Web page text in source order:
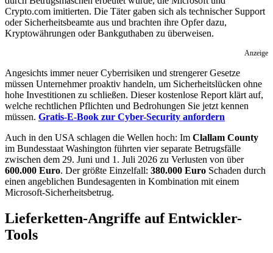
Crypto.com imitierten. Die Täter gaben sich als technischer Support
oder Sicherheitsbeamte aus und brachten ihre Opfer dazu,
Kryptowährungen oder Bankguthaben zu überweisen.
Anzeige
Angesichts immer neuer Cyberrisiken und strengerer Gesetze
müssen Unternehmer proaktiv handeln, um Sicherheitslücken ohne
hohe Investitionen zu schließen. Dieser kostenlose Report klärt auf,
welche rechtlichen Pflichten und Bedrohungen Sie jetzt kennen
müssen. Gratis-E-Book zur Cyber-Security anfordern
Auch in den USA schlagen die Wellen hoch: Im Clallam County
im Bundesstaat Washington führten vier separate Betrugsfälle
zwischen dem 29. Juni und 1. Juli 2026 zu Verlusten von über
600.000 Euro. Der größte Einzelfall: 380.000 Euro Schaden durch
einen angeblichen Bundesagenten in Kombination mit einem
Microsoft-Sicherheitsbetrug.
Lieferketten-Angriffe auf Entwickler-
Tools